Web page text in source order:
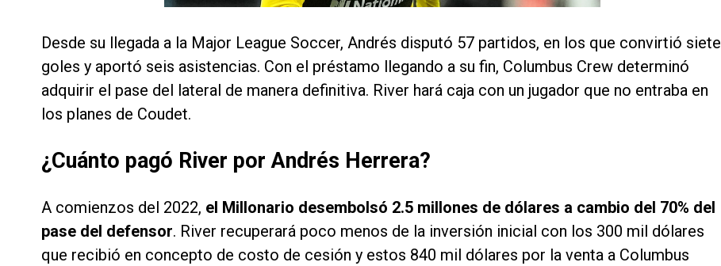
Desde su llegada a la Major League Soccer, Andrés disputó 57 partidos, en los que convirtió siete
goles y aportó seis asistencias. Con el préstamo llegando a su fin, Columbus Crew determinó
adquirir el pase del lateral de manera definitiva. River hará caja con un jugador que no entraba en
los planes de Coudet.
¿Cuánto pagó River por Andrés Herrera?
A comienzos del 2022, el Millonario desembolsó 2.5 millones de dólares a cambio del 70% del
pase del defensor. River recuperará poco menos de la inversión inicial con los 300 mil dólares
que recibió en concepto de costo de cesión y estos 840 mil dólares por la venta a Columbus